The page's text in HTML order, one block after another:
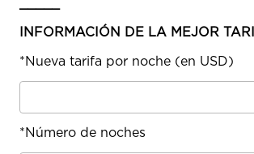
INFORMACIÓN DE LA MEJOR
*Nueva tarifa por noche (en USD)
*Número de noches